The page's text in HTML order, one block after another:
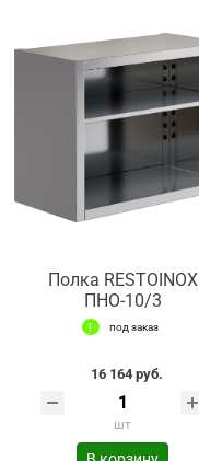
Полка RESTOINOX
ПНО-10/3
под заказ
16 164 руб.
шт